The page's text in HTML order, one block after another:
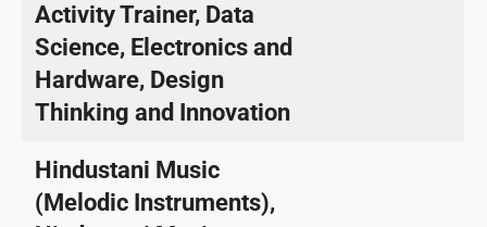
Activity Trainer, Data
Science, Electronics and
Hardware, Design
Thinking and Innovation
Hindustani Music
(Melodic Instruments),